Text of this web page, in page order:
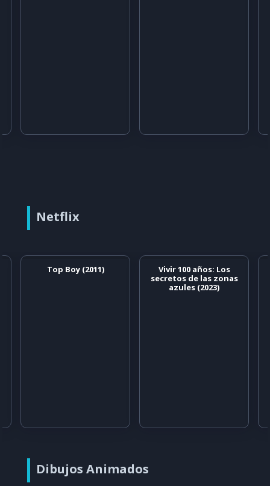
Netflix
Top Boy (2011)
Vivir 100 años: Los
secretos de las zonas
azules (2023)
Dibujos Animados